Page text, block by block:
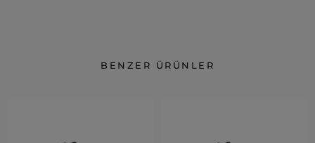
BENZER ÜRÜNLER